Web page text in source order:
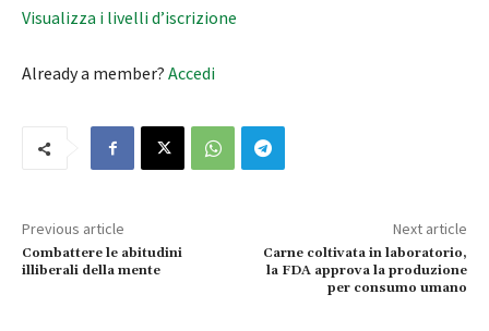
Visualizza i livelli d’iscrizione
Already a member? Accedi
Previous article
Combattere le abitudini
illiberali della mente
Next article
Carne coltivata in laboratorio,
la FDA approva la produzione
per consumo umano